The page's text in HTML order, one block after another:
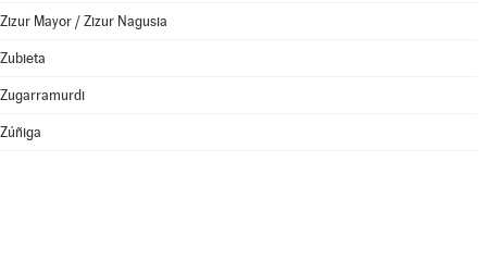
Zizur Mayor / Zizur Nagusia
Zubieta
Zugarramurdi
Zúñiga